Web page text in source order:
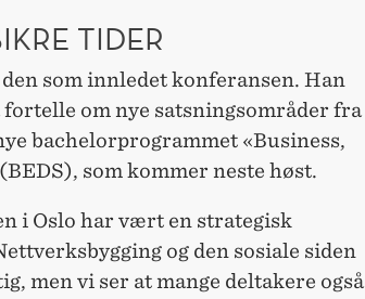
TIDER
som innledet konferansen. Han
om nye satsningsområder fra
bachelorprogrammet «Business,
som kommer neste høst.
i Oslo har vært en strategisk
og den sosiale siden
men vi ser at mange deltakere også